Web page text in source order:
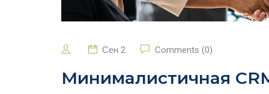
Сен 2 Comments (0)
Минималистичная